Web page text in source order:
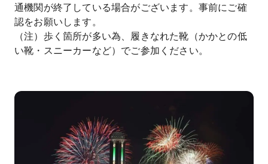
通機関が終了している場合がございます。事前にご確
認をお願いします。
（注）歩く箇所が多い為、履きなれた靴（かかとの低
い靴・スニーカーなど）でご参加ください。